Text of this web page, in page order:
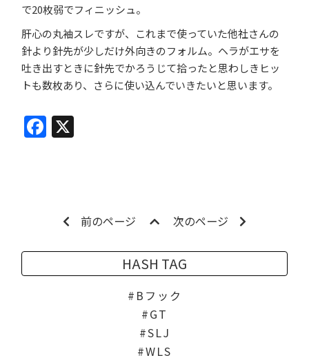
で20枚弱でフィニッシュ。
肝心の丸袖スレですが、これまで使っていた他社さんの
針より針先が少しだけ外向きのフォルム。ヘラがエサを
吐き出すときに針先でかろうじて拾ったと思わしきヒッ
トも数枚あり、さらに使い込んでいきたいと思います。
Facebook
前のページ 次のページ
HASH TAG
Bフック
GT
SLJ
WLS